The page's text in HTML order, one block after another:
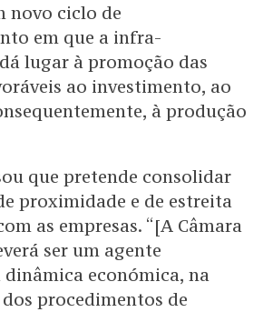
novo ciclo de
em que a infra-
lugar à promoção das
ao investimento, ao
à produção
que pretende consolidar
proximidade e de estreita
as empresas. “[A Câmara
ser um agente
económica, na
procedimentos de